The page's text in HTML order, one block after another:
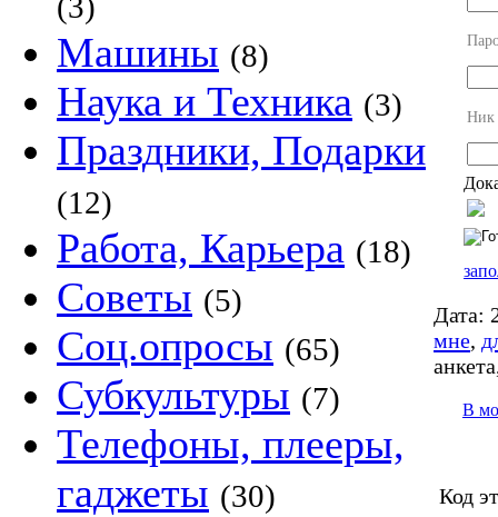
Машины (8)
Наука и Техника (3)
Праздники, Подарки
(12)
Работа, Карьера (18)
Советы (5)
Соц.опросы (65)
Субкультуры (7)
Телефоны, плееры,
гаджеты (30)
Ник
Дата:
мне,
В
Код